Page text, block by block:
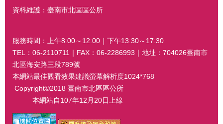
資料維護：臺南市北區區公所
服務時間：上午8:00～12:00｜下午13:30～17:30
TEL：06-2110711｜FAX：06-2286993｜地址：704026臺南市
北區海安路三段789號
本網站最佳觀看效果建議螢幕解析度1024*768
Copyright©2018 臺南市北區區公所
本網站自107年12月20日上線